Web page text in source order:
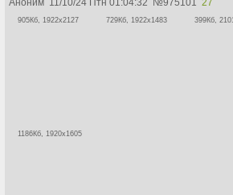
Аноним 11/10/24 Птн 01:04:32 №975101 27
905Кб, 1922x2127 729Кб, 1922x1483 399Кб,
1186Кб, 1920x1605